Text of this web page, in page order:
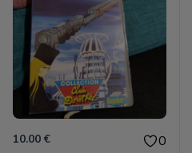
10.00 € 0